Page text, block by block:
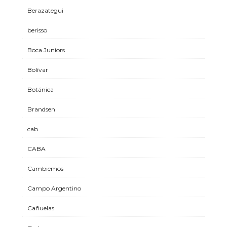
Berazategui
berisso
Boca Juniors
Bolívar
Botánica
Brandsen
cab
CABA
Cambiemos
Campo Argentino
Cañuelas